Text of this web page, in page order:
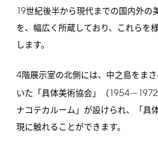
19世紀後半から現代までの国内外の
を、幅広く所蔵しており、これらを
します。
4階展示室の北側には、中之島をま
いた「具体美術協会」（1954―1972
ナコテカルーム」が設けられ、「具
現に触れることができます。